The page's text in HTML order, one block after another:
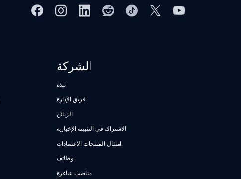
الشركة
نبذة
فريق الإدارة
الزبائن
الاشتراك في التثبيتة الإخبارية
امتثال المنتجات الاعتمادات
وظائف
مناصب شاغرة